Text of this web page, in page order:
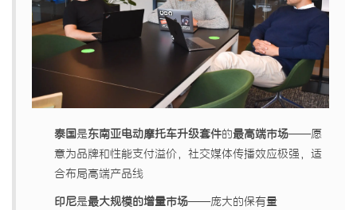
泰国是东南亚电动摩托车升级套件的最高端市场——愿
意为品牌和性能支付溢价，社交媒体传播效应极强，适
合布局高端产品线
印尼是最大规模的增量市场——庞大的保有量